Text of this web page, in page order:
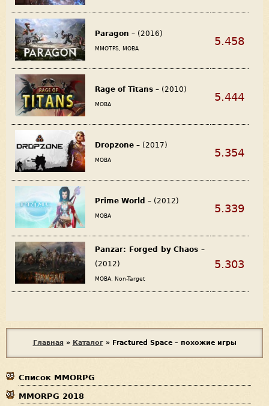
Paragon – (2016)
MMOTPS, MOBA
5.458
Rage of Titans – (2010)
MOBA
5.444
Dropzone – (2017)
MOBA
5.354
Prime World – (2012)
MOBA
5.339
Panzar: Forged by Chaos –
(2012)
MOBA, Non-Target
5.303
ы
з
д
Главная » Каталог » Fractured Space – похожие игры
Список MMORPG
MMORPG 2018